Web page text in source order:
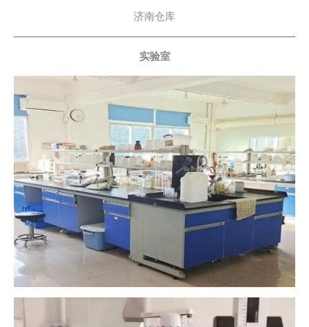
济南仓库
实验室